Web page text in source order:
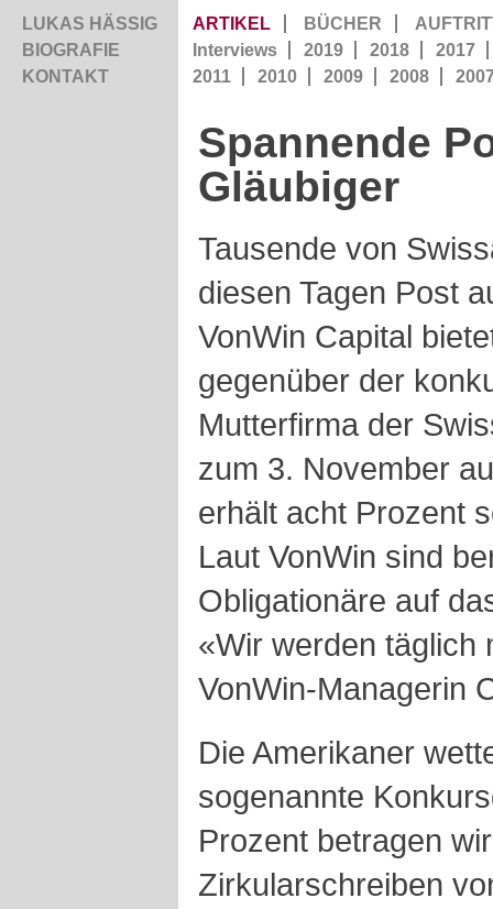
LUKAS HÄSSIG
BIOGRAFIE
KONTAKT
ARTIKEL BÜCHER
Interviews
2019 2018
2017
2011
2010 2009 2008
Spannende
Gläubiger
Tausende von
diesen Tagen Post
VonWin Capital
gegenüber der
Mutterfirma der
zum 3. November
erhält acht Prozent
Laut VonWin sind
Obligationäre auf
«Wir werden täglich
VonWin-Managerin
Die Amerikaner
sogenannte
Prozent betragen
Zirkularschreiben